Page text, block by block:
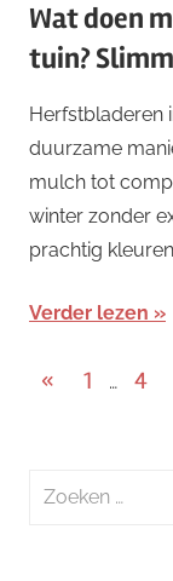
Wat doen
tuin?
Herfstbladeren
duurzame
mulch tot
winter zonder
prachtig
Verder lezen
« Vorige
1 … 4
Zoeken